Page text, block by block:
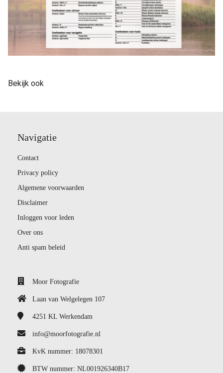
Bekijk ook
Navigatie
Contact
Privacy policy
Algemene voorwaarden
Disclaimer
Inloggen voor leden
Over ons
Anti spam beleid
Moor Fotografie
Laan van Welgelegen 107
4251 KL Werkendam
info@moorfotografie.nl
KvK nummer: 18078301
BTW nummer: NL001926340B17